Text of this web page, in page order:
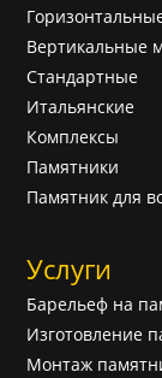
Вертикальные
Cтандартные
Итальянские
Комплексы
Памятники
Памятник для
Услуги
Барельеф на
Изготовление
Монтаж